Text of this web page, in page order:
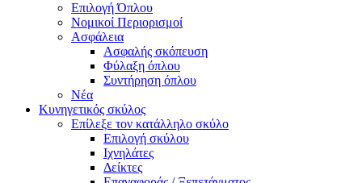
Επιλογή Όπλου
Νομικοί Περιορισμοί
Ασφάλεια
Ασφαλής σκόπευση
Φύλαξη όπλου
Συντήρηση όπλου
Νέα
Κυνηγετικός σκύλος
Επίλεξε τον κατάλληλο σκύλο
Επιλογή σκύλου
Ιχνηλάτες
Δείκτες